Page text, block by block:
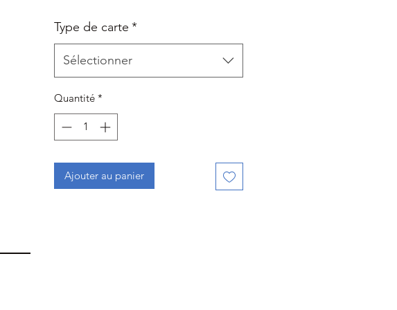
Type de carte *
Sélectionner
Quantité *
Ajouter au panier